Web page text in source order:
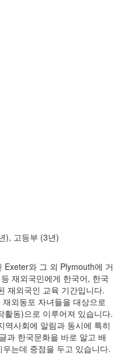
), 고등부 (3년)
와 그 외 Plymouth에 거
재외국민에게 한국어, 한국
재외국인 교육 기간입니다.
외동포 자녀들을 대상으로
활동)으로 이루어져 있습니다.
역사회에 알림과 동시에 특히
과 한국문화을 바로 알고 배
는데 중점을 두고 있습니다.